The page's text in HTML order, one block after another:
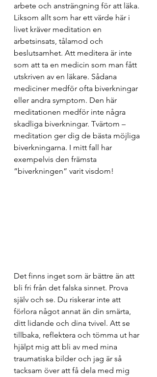
arbete och ansträngning för att läka.
Liksom allt som har ett värde här i
livet kräver meditation en
arbetsinsats, tålamod och
beslutsamhet. Att meditera är inte
som att ta en medicin som man fått
utskriven av en läkare. Sådana
mediciner medför ofta biverkningar
eller andra symptom. Den här
meditationen medför inte några
skadliga biverkningar. Tvärtom –
meditation ger dig de bästa möjliga
biverkningarna. I mitt fall har
exempelvis den främsta
”biverkningen” varit visdom!
Det finns inget som är bättre än att
bli fri från det falska sinnet. Prova
själv och se. Du riskerar inte att
förlora något annat än din smärta,
ditt lidande och dina tvivel. Att se
tillbaka, reflektera och tömma ut har
hjälpt mig att bli av med mina
traumatiska bilder och jag är så
tacksam över att få dela med mig